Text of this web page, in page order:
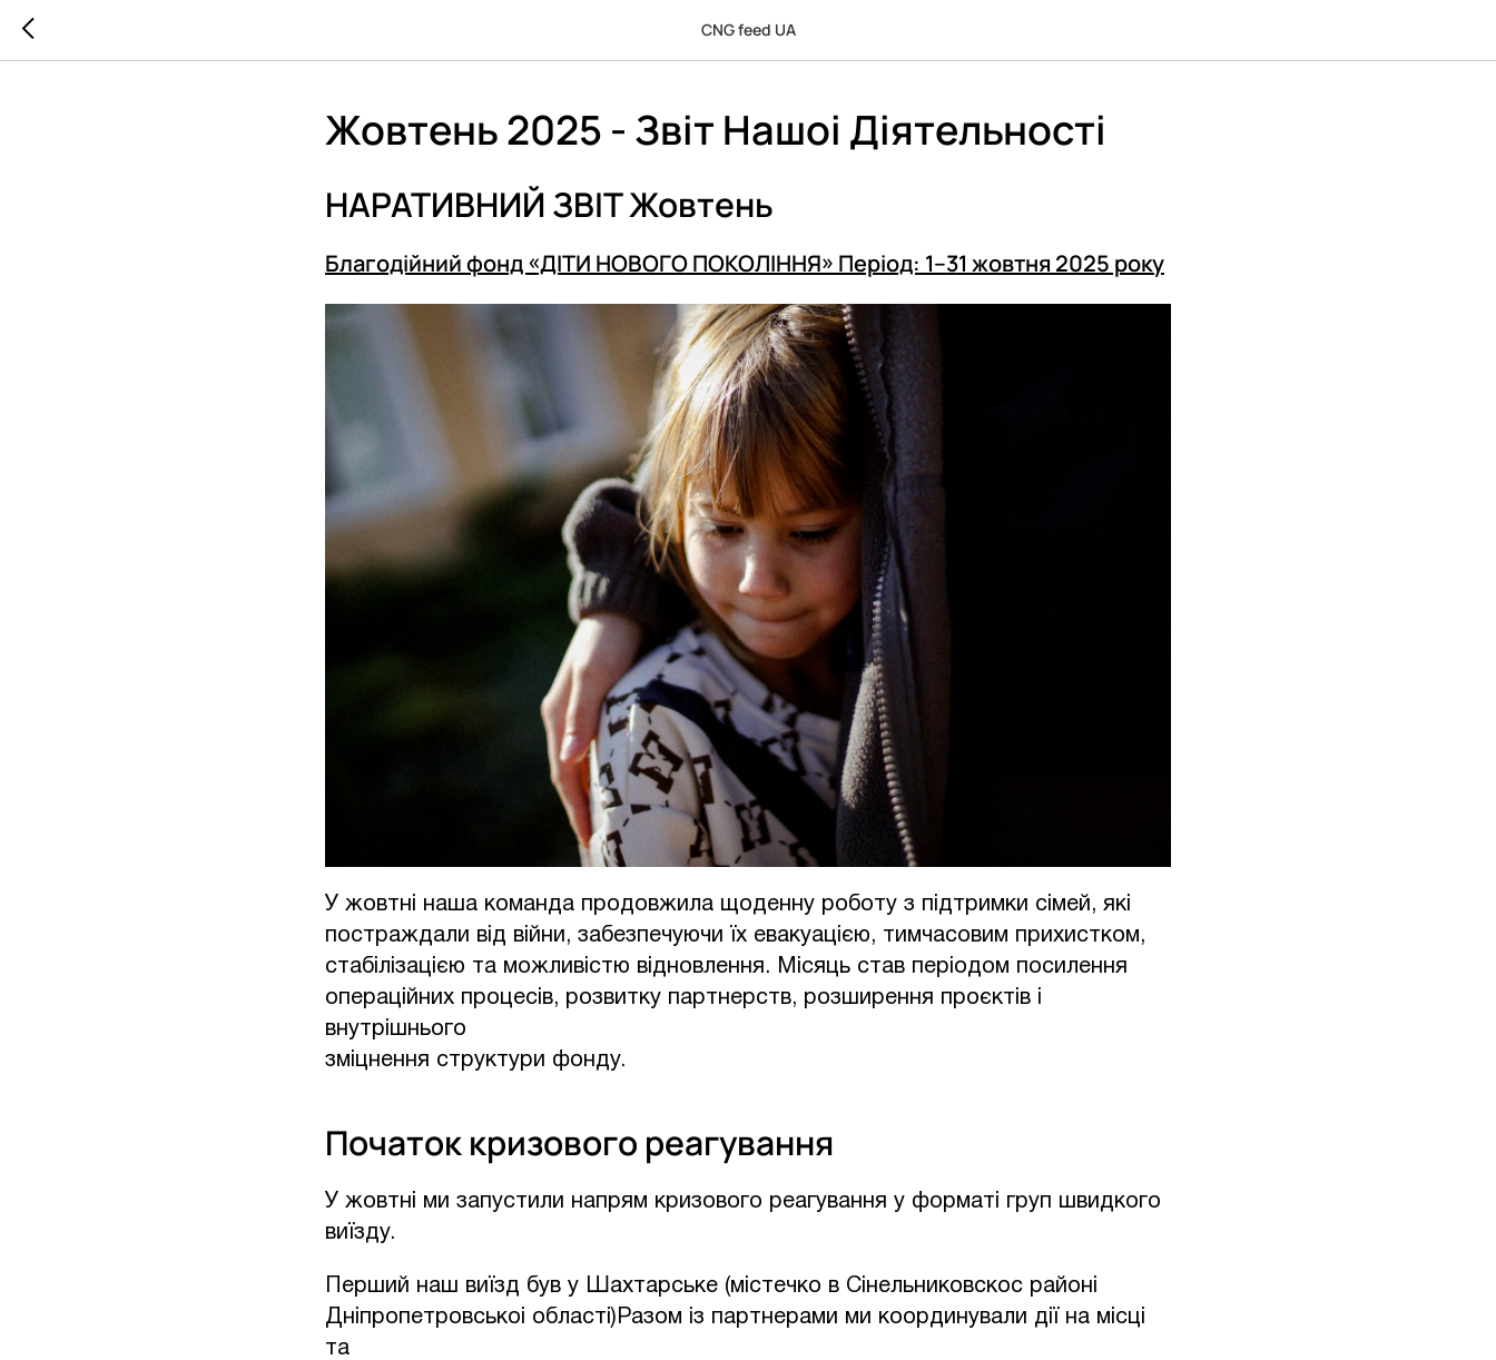
CNG feed UA
Жовтень 2025 - Звiт Нашоi Дiятельностi
НАРАТИВНИЙ ЗВІТ Жовтень
Благодійний фонд «ДІТИ НОВОГО ПОКОЛІННЯ» Період: 1–31 жовтня 2025 року
У жовтні наша команда продовжила щоденну роботу з підтримки сімей, які
постраждали від війни, забезпечуючи їх евакуацією, тимчасовим прихистком,
стабілізацією та можливістю відновлення. Місяць став періодом посилення
операційних процесів, розвитку партнерств, розширення проєктів і
внутрішнього
зміцнення структури фонду.
Початок кризового реагування
У жовтні ми запустили напрям кризового реагування у форматі груп швидкого
виїзду.
Перший наш виїзд був у Шахтарське (містечко в Сінельниковскос районі
Дніпропетровськоі області)Разом із партнерами ми координували дії на місці
та